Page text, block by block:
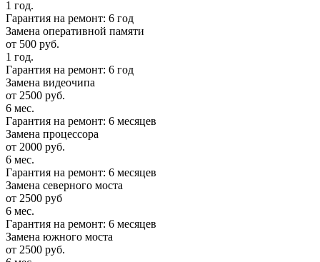
1 год.
Гарантия на ремонт: 6 год
Замена оперативной памяти
от 500 руб.
1 год.
Гарантия на ремонт: 6 год
Замена видеочипа
от 2500 руб.
6 мес.
Гарантия на ремонт: 6 месяцев
Замена процессора
от 2000 руб.
6 мес.
Гарантия на ремонт: 6 месяцев
Замена северного моста
от 2500 руб
6 мес.
Гарантия на ремонт: 6 месяцев
Замена южного моста
от 2500 руб.